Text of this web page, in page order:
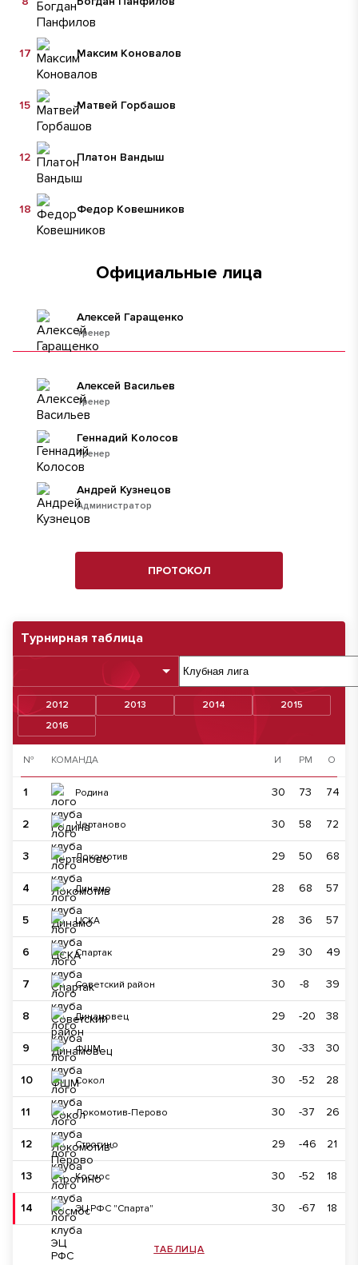
Турнирная таблица
2012 2013 2014
2015
2016
№ КОМАНДА И РМ О
1 Родина 30 73 74
2 Чертаново 30 58 72
3 Локомотив 29 50 68
4 Динамо 28 68 57
5 ЦСКА 28 36 57
6 Спартак 29 30 49
7 Советский район 30 -8 39
8 Динамовец 29 -20 38
9 ФШМ 30 -33 30
10 Сокол 30 -52 28
11 Локомотив-Перово 30 -37 26
12 Строгино 29 -46 21
13 Космос 30 -52 18
14 ЭЦ РФС "Спарта" 30 -67 18
ТАБЛИЦА
Максим Коновалов
17
Матвей Горбашов
15
Платон Вандыш
12
Федор Ковешников
18
Официальные лица
тренер
Алексей Гаращенко
Тренер
Алексей Васильев
Тренер
Геннадий Колосов
Администратор
Андрей Кузнецов
ПРОТОКОЛ